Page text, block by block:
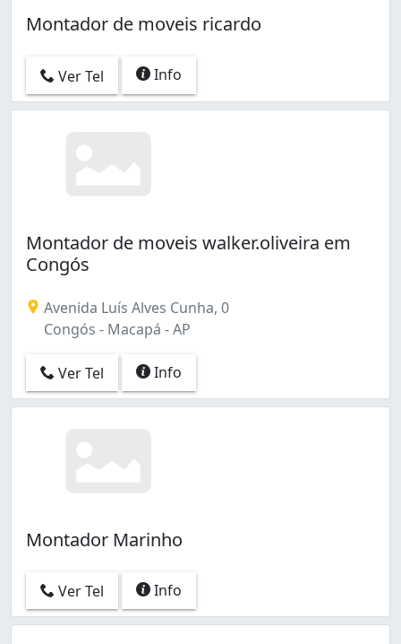
Montador de moveis ricardo
Ver Tel Info
Montador de moveis walker.oliveira em
Congós
Avenida Luís Alves Cunha, 0
Congós - Macapá - AP
Ver Tel Info
Montador Marinho
Ver Tel Info